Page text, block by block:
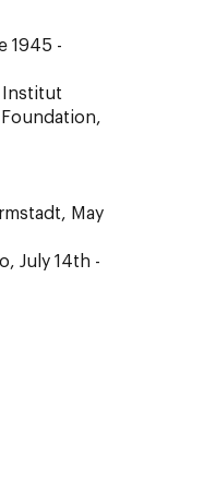
1945 -
Institut
Foundation,
May
July 14th -